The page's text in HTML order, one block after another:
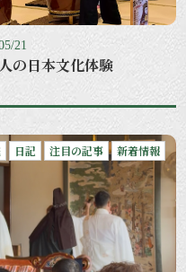
21
の日本文化体験
日記 注目の記事 新着情報